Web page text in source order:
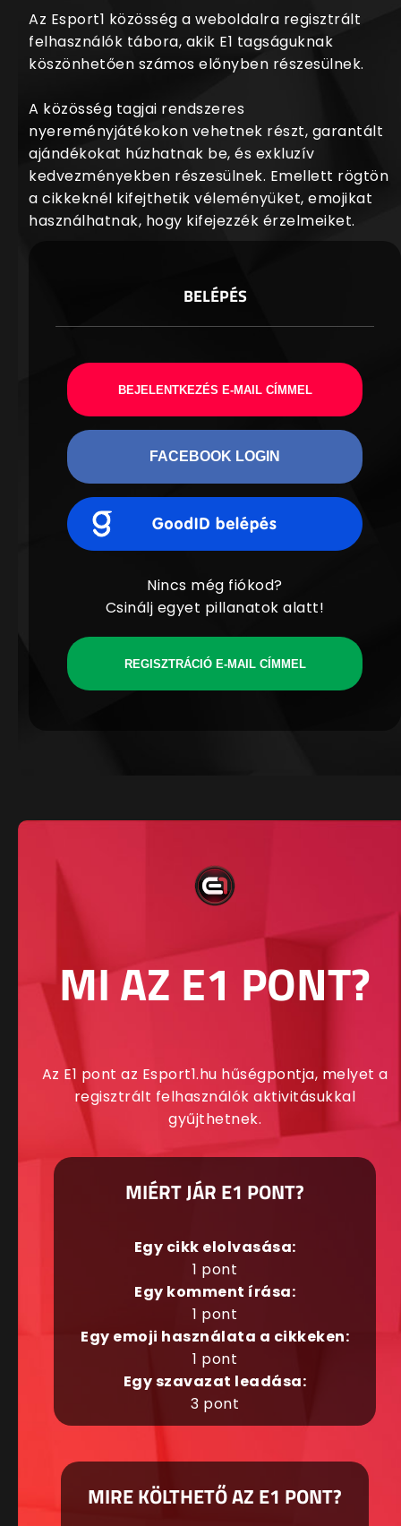
Az Esport1 közösség a weboldalra regisztrált
felhasználók tábora, akik E1 tagságuknak
köszönhetően számos előnyben részesülnek.
A közösség tagjai rendszeres
nyereményjátékokon vehetnek részt, garantált
ajándékokat húzhatnak be, és exkluzív
kedvezményekben részesülnek. Emellett rögtön
a cikkeknél kifejthetik véleményüket, emojikat
használhatnak, hogy kifejezzék érzelmeiket.
BELÉPÉS
BEJELENTKEZÉS E-MAIL CÍMMEL
FACEBOOK LOGIN
Nincs még fiókod?
Csinálj egyet pillanatok alatt!
REGISZTRÁCIÓ E-MAIL CÍMMEL
MI AZ E1 PONT?
Az E1 pont az Esport1.hu hűségpontja, melyet a
regisztrált felhasználók aktivitásukkal
gyűjthetnek.
MIÉRT JÁR E1 PONT?
Egy cikk elolvasása:
1 pont
Egy komment írása:
1 pont
Egy emoji használata a cikkeken:
1 pont
Egy szavazat leadása:
3 pont
MIRE KÖLTHETŐ AZ E1 PONT?